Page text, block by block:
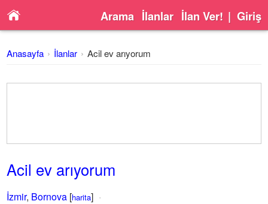
Arama İlanlar İlan Ver! | Giriş
Anasayfa İlanlar Acil ev arıyorum
Acil ev arıyorum
İzmir, Bornova [harita]